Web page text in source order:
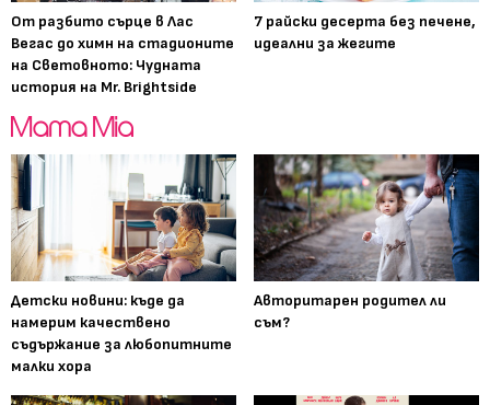
От разбито сърце в Лас
Вегас до химн на стадионите
на Световното: Чудната
история на Mr. Brightside
7 райски десерта без печене,
идеални за жегите
Детски новини: къде да
намерим качествено
съдържание за любопитните
малки хора
Авторитарен родител ли
съм?